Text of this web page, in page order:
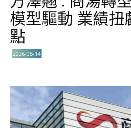
模型驅動 業績扭
點
2026-05-14